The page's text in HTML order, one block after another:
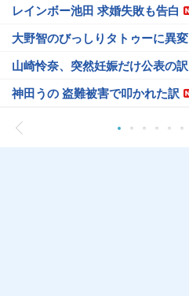
レインボー池田 求婚失敗も告白
大野智のびっしりタトゥーに異変
山崎怜奈、突然妊娠だけ公表の訳
神田うの 盗難被害で叩かれた訳